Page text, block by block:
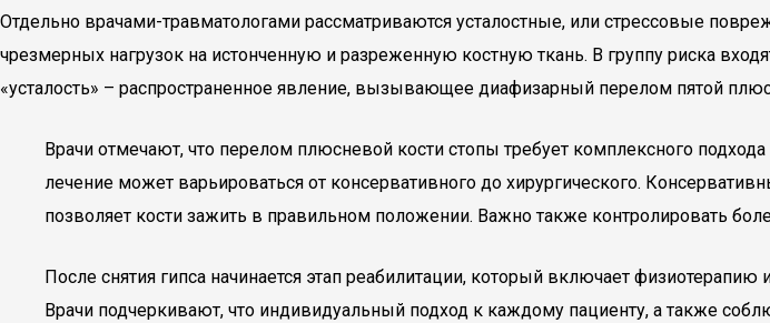
Отдельно врачами-травматологами рассматриваются усталостные, или стрессовые
чрезмерных нагрузок на истонченную и разреженную костную ткань. В группу риска
«усталость» – распространенное явление, вызывающее диафизарный перелом пятой
Врачи отмечают, что перелом плюсневой кости стопы требует комплексного
лечение может варьироваться от консервативного до хирургического.
позволяет кости зажить в правильном положении. Важно также контролировать
После снятия гипса начинается этап реабилитации, который включает
Врачи подчеркивают, что индивидуальный подход к каждому пациенту, а также